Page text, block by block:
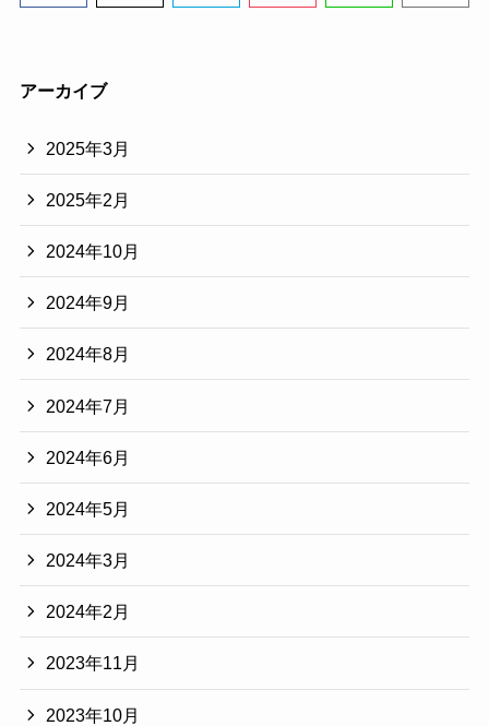
アーカイブ
2025年3月
2025年2月
2024年10月
2024年9月
2024年8月
2024年7月
2024年6月
2024年5月
2024年3月
2024年2月
2023年11月
2023年10月